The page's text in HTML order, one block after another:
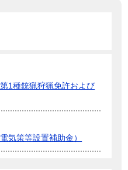
1種銃猟狩猟免許および
気策等設置補助金）